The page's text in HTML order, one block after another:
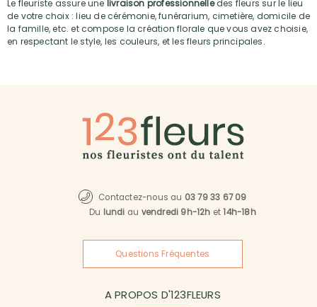
Le fleuriste assure une livraison professionnelledes fleurs sur le lieu
de votre choix : lieu de cérémonie, funérarium, cimetière, domicile de
la famille, etc. et compose la création florale que vous avez choisie,
en respectant le style, les couleurs, et les fleurs principales.
Contactez-nous au 03 79 33 67 09
Du lundi au vendredi 9h-12h et14h-18h
Questions Fréquentes
A PROPOS D'123FLEURS